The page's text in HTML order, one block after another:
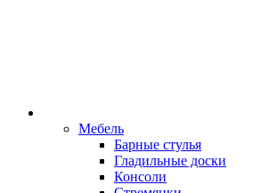
Мебель
Барные стулья
Гладильные доски
Консоли